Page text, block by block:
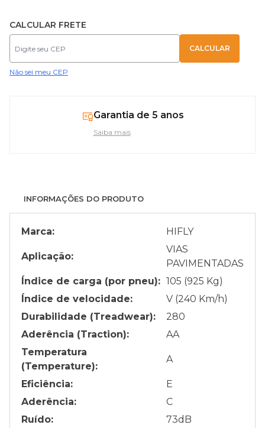
CALCULAR FRETE
Não sei meu CEP
Garantia de 5 anos
Saiba mais
INFORMAÇÕES DO PRODUTO
Marca: HIFLY
Aplicação:
VIAS
PAVIMENTADAS
Índice de carga (por pneu): 105 (925 Kg)
Índice de velocidade:
V (240 Km/h)
Durabilidade (Treadwear):
280
Aderência (Traction):
AA
Temperatura
(Temperature):
A
Eficiência:
E
Aderência:
C
Ruído:
73dB